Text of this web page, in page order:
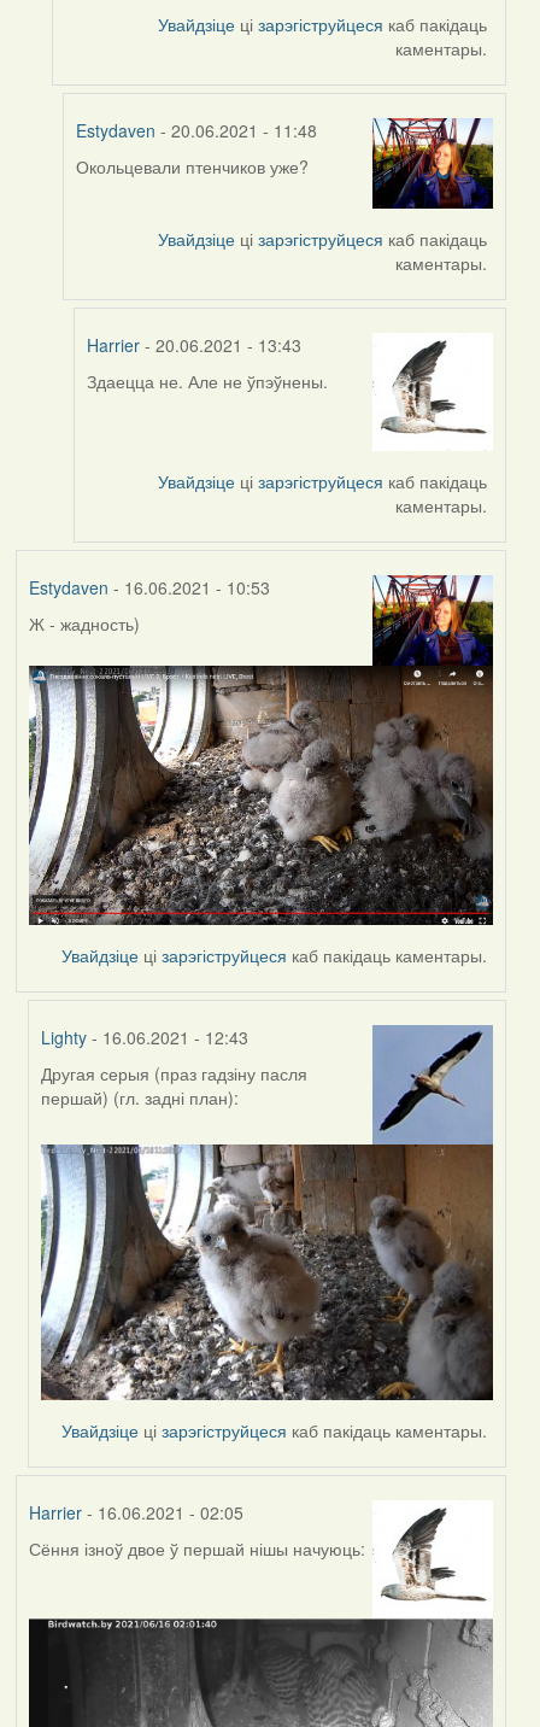
Увайдзіце цізарэгіструйцеся каб пакідаць
каментары.
Estydaven - 20.06.2021 - 11:48
In
Окольцевали птенчиков уже?
Увайдзіце цізарэгіструйцеся каб пакідаць
каментары.
Harrier - 20.06.2021 - 13:43
In
Estydaven
Здаецца не. Але не ўпэўнены.
Увайдзіце цізарэгіструйцеся каб пакідаць
каментары.
Estydaven - 16.06.2021 - 10:53
Ж - жадность)
Увайдзіце цізарэгіструйцеся каб пакідаць каментары.
Lighty - 16.06.2021 - 12:43
In
reply
by
Estydaven
Другая серыя (праз гадзіну пасля
першай) (гл. задні план):
Увайдзіце цізарэгіструйцеся каб пакідаць каментары.
Harrier- 16.06.2021 - 02:05
Сёння ізноў двое ў першай нішы начуюць: